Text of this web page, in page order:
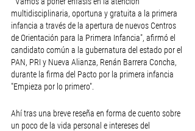
multidisciplinaria, oportuna y gratuita a la primera
infancia a través de la apertura de nuevos Centros
de Orientación para la Primera Infancia", afirmó el
candidato común a la gubernatura del estado por el
PAN, PRI y Nueva Alianza, Renán Barrera Concha,
durante la firma del Pacto por la primera infancia
"Empieza por lo primero".
Ahí tras una breve reseña en forma de cuento sobre
un poco de la vida personal e intereses del